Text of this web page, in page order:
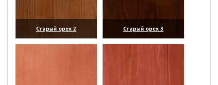
Старый орех 2
(увеличить)
Старый орех 3
(увеличить)